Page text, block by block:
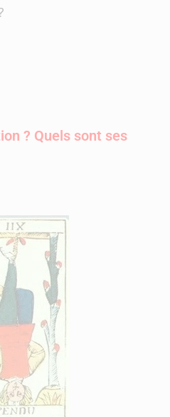
? Quels sont ses